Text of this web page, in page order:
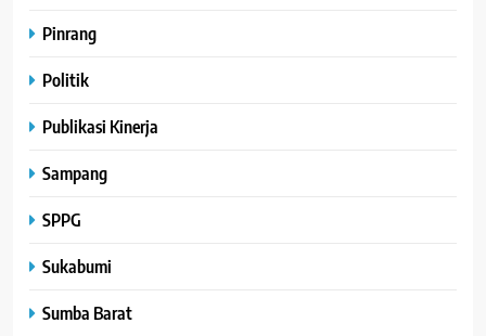
Pinrang
Politik
Publikasi Kinerja
Sampang
SPPG
Sukabumi
Sumba Barat